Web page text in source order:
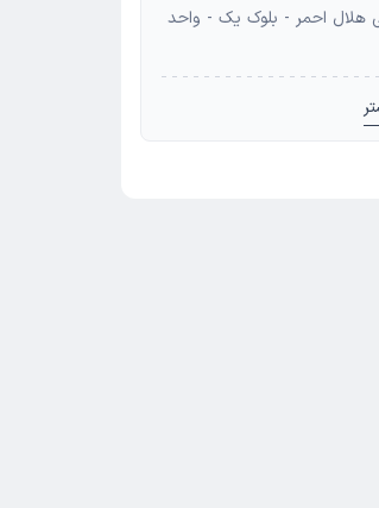
شرقی - ساختمان درمانی هلال احمر - بلوک یک - واحد